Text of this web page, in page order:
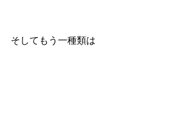
そしてもう一種類は